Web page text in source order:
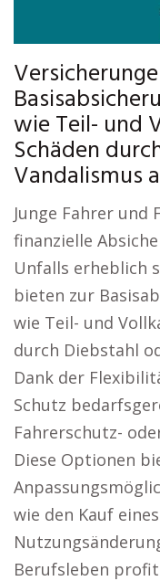
wie Teil- und
Schäden
Vandalismus
Junge Fahrer und
finanzielle
Unfalls erheblich
bieten zur
wie Teil- und
durch Diebstahl
Dank der
Schutz
Fahrerschutz-
Diese Optionen
wie den Kauf
Berufsleben